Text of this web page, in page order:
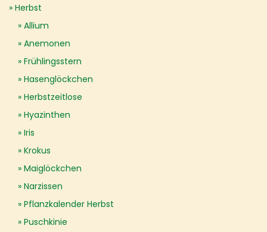
Herbst
Allium
Anemonen
Frühlingsstern
Hasenglöckchen
Herbstzeitlose
Hyazinthen
Iris
Krokus
Maiglöckchen
Narzissen
Pflanzkalender Herbst
Puschkinie